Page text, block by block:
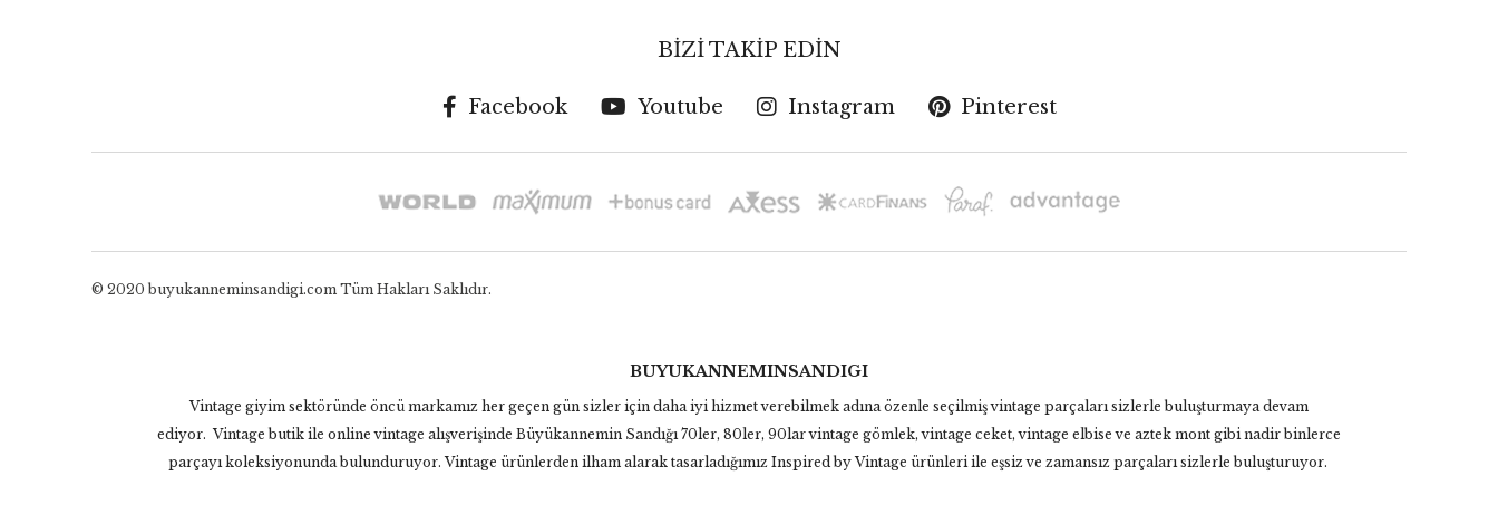
BİZİ TAKİP EDİN
Facebook Youtube Instagram Pinterest
© 2020 buyukanneminsandigi.com Tüm Hakları Saklıdır.
BUYUKANNEMINSANDIGI
Vintage giyim sektöründe öncü markamız her geçen gün sizler için daha iyi hizmet verebilmek adına özenle seçilmiş vintage parçaları sizlerle buluşturmaya devam
ediyor. Vintage butik ile online vintage alışverişinde Büyükannemin Sandığı 70ler, 80ler, 90lar vintage gömlek, vintage ceket, vintage elbise ve aztek mont gibi nadir binlerce
parçayı koleksiyonunda bulunduruyor. Vintage ürünlerden ilham alarak tasarladığımız Inspired by Vintage ürünleri ile eşsiz ve zamansız parçaları sizlerle buluşturuyor.